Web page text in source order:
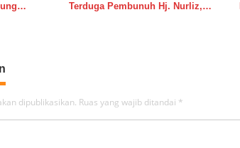
Terduga Pembunuh Hj. Nurliz,
dipublikasikan. Ruas yang wajib ditandai *